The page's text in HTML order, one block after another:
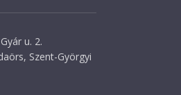
u. 2.
Szent-Györgyi